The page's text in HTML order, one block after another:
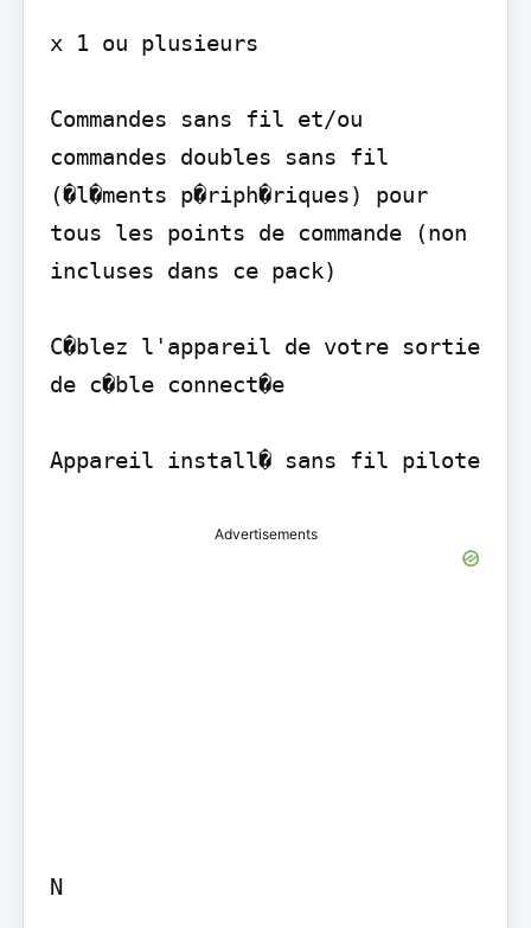
x 1 ou plusieurs
Commandes sans fil et/ou
commandes doubles sans fil
(�l�ments p�riph�riques) pour
tous les points de commande (non
incluses dans ce pack)
C�blez l'appareil de votre sortie
de c�ble connect�e
Appareil install� sans fil pilote
Advertisements
N